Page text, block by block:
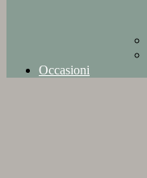
Occasioni